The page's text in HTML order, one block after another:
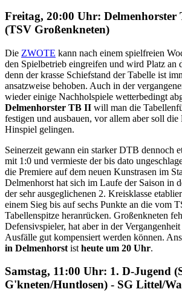
Freitag, 20:00 Uhr:
(TSV Großenkneten)
Die ZWOTE kann nach einem spielfreien
den Spielbetrieb eingreifen und wird Platz an
denn der krasse Schiefstand der Tabelle ist
ansatzweise behoben. Auch in der
wieder einige Nachholspiele wetterbedingt
Delmenhorster TB II will man die
festigen und ausbauen, vor allem aber soll die
Hinspiel gelingen.
Seinerzeit gewann ein starker DTB dennoch
mit 1:0 und vermieste der bis dato
die Premiere auf dem neuen Kunstrasen im
Delmenhorst hat sich im Laufe der Saison in
der sehr ausgeglichenen 2. Kreisklasse
einem Sieg bis auf sechs Punkte an die vom
Tabellenspitze heranrücken. Großenkneten
Defensivspieler, hat aber in der
Ausfälle gut kompensiert werden können.
in Delmenhorst ist heute um 20 Uhr.
Samstag, 11:00 Uhr: 1. D-Jugend
G'kneten/Huntlosen) - SG Littel/​